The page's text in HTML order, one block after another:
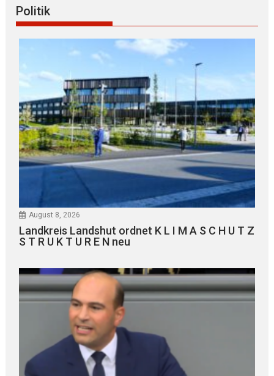
Politik
August 8, 2026
Landkreis Landshut ordnet K L I M A S C H U T Z
S T R U K T U R E N neu